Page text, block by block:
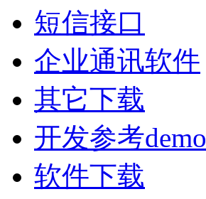
短信接口
企业通讯软件
其它下载
开发参考demo
软件下载